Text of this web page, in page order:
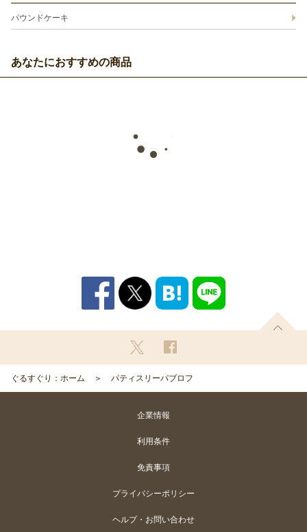
パウンドケーキ
あなたにおすすめの商品
ぐるすぐり：ホーム パティスリーパブロフ
企業情報
利用条件
免責事項
プライバシーポリシー
ヘルプ・お問い合わせ